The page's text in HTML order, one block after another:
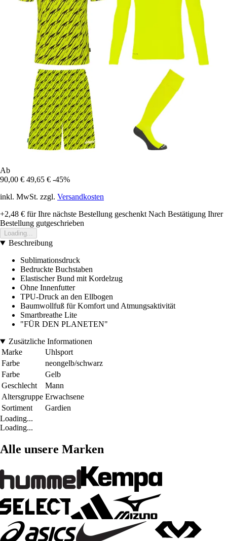
Ab
90,00 € 49,65 € -45%
inkl. MwSt. zzgl. Versandkosten
+2,48 € für Ihre nächste Bestellung geschenkt Nach Bestätigung Ihrer
Bestellung gutgeschrieben
Loading...
Beschreibung
Sublimationsdruck
Bedruckte Buchstaben
Elastischer Bund mit Kordelzug
Ohne Innenfutter
TPU-Druck an den Ellbogen
Baumwollfuß für Komfort und Atmungsaktivität
Smartbreathe Lite
"FÜR DEN PLANETEN"
Zusätzliche Informationen
Marke
Uhlsport
Farbe
neongelb/schwarz
Farbe
Gelb
Geschlecht
Mann
Altersgruppe Erwachsene
Sortiment
Gardien
Loading...
Loading...
Alle unsere Marken